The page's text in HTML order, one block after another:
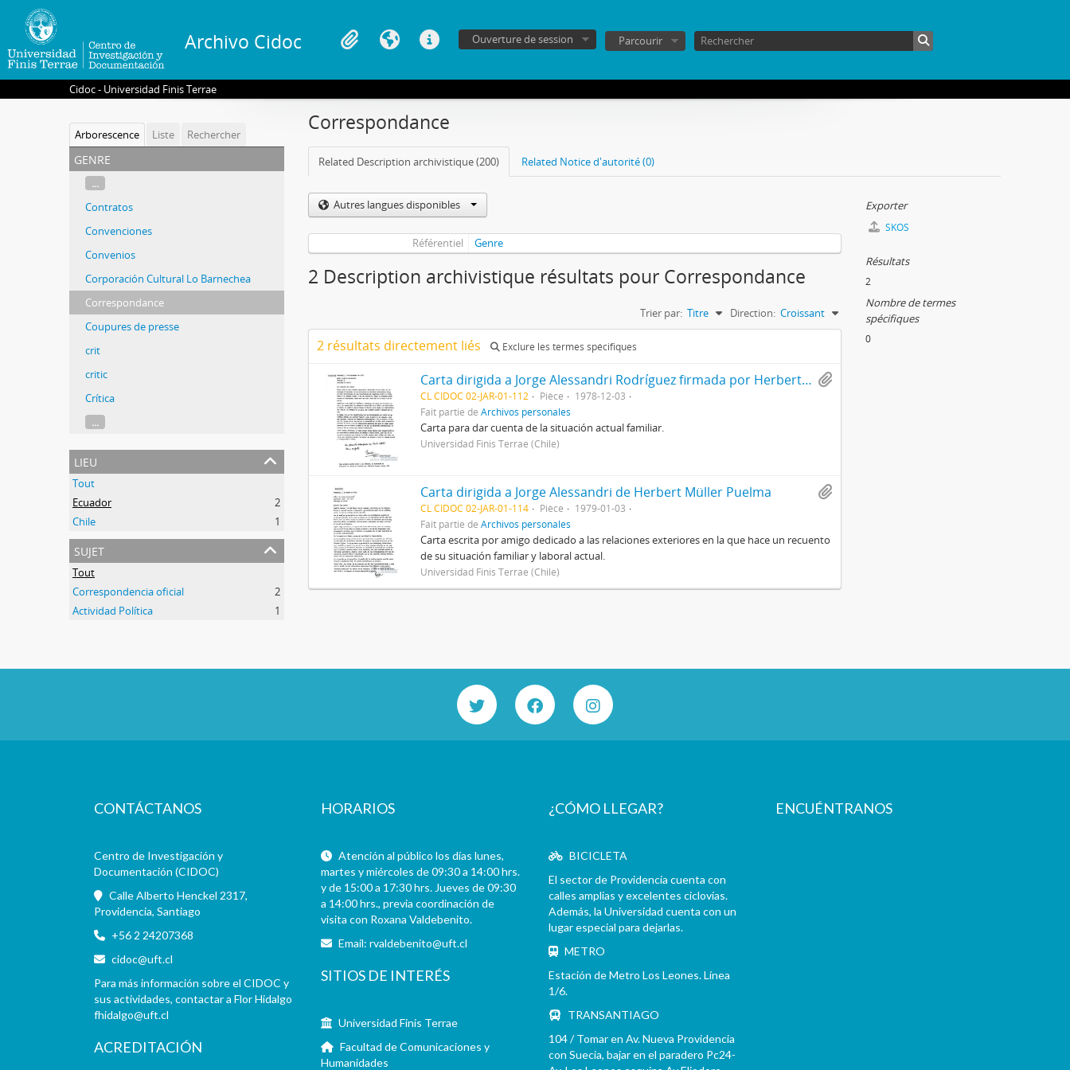
Archivo Cidoc Ouverture de session Parcourir
Cidoc - Universidad Finis Terrae
Arborescence Liste Rechercher
genre
...
Contratos
Convenciones
Convenios
Corporación Cultural Lo Barnechea
Correspondance
Coupures de presse
crit
critic
Crítica
...
lieu
Tout
Ecuador
2
Chile
1
sujet
Tout
Correspondencia oficial
2
Actividad Política
1
Correspondance
Related Description archivistique (200) Related Notice d'autorité (0)
Autres langues disponibles
Référentiel Genre
2 Description archivistique résultats pour Correspondance
Trier par: Titre Direction: Croissant
2 résultats directement liés Exclure les termes spécifiques
Carta dirigida a Jorge Alessandri Rodríguez firmada por Herbert Müller Puelma
CL CIDOC 02-JAR-01-112 Pièce
1978-12-03
Fait partie de Archivos personales
Carta para dar cuenta de la situación actual familiar.
Universidad Finis Terrae (Chile)
Carta dirigida a Jorge Alessandri de Herbert Müller Puelma
CL CIDOC 02-JAR-01-114 Pièce
1979-01-03
Fait partie de Archivos personales
Carta escrita por amigo dedicado a las relaciones exteriores en la que hace un recuento
de su situación familiar y laboral actual.
Universidad Finis Terrae (Chile)
Exporter
SKOS
Résultats
2
Nombre de termes
spécifiques
0
CONTÁCTANOS
Centro de Investigación y
Documentación (CIDOC)
Calle Alberto Henckel 2317,
Providencia, Santiago
+56 2 24207368
cidoc@uft.cl
Para más información sobre el CIDOC y
sus actividades, contactar a Flor Hidalgo
fhidalgo@uft.cl
ACREDITACIÓN
HORARIOS
Atención al público los días lunes,
martes y miércoles de 09:30 a 14:00 hrs.
y de 15:00 a 17:30 hrs. Jueves de 09:30
a 14:00 hrs., previa coordinación de
visita con Roxana Valdebenito.
Email:rvaldebenito@uft.cl
SITIOS DE INTERÉS
Universidad Finis Terrae
Facultad de Comunicaciones y
Humanidades
¿CÓMO LLEGAR?
BICICLETA
El sector de Providencia cuenta con
calles amplias y excelentes ciclovías.
Además, la Universidad cuenta con un
lugar especial para dejarlas.
METRO
Estación de Metro Los Leones. Línea
1/6.
TRANSANTIAGO
104 / Tomar en Av. Nueva Providencia
con Suecia, bajar en el paradero Pc24-
ENCUÉNTRANOS